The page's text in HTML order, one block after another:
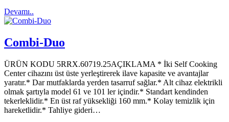
Devamı..
Combi-Duo
ÜRÜN KODU 5RRX.60719.25AÇIKLAMA * İki Self Cooking
Center cihazını üst üste yerleştirerek ilave kapasite ve avantajlar
yaratır.* Dar mutfaklarda yerden tasarruf sağlar.* Alt cihaz elektrikli
olmak şartıyla model 61 ve 101 ler içindir.* Standart kendinden
tekerleklidir.* En üst raf yüksekliği 160 mm.* Kolay temizlik için
hareketlidir.* Tahliye gideri…